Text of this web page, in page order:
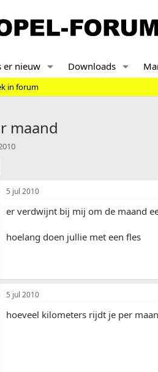
er nieuw Downloads
in forum
maand
5 jul 2010
er verdwijnt bij mij om de maand
hoelang doen jullie met een fles
5 jul 2010
hoeveel kilometers rijdt je per